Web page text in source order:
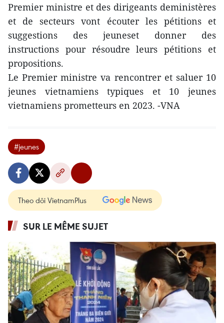
Premier ministre et des dirigeants deministères
et de secteurs vont écouter les pétitions et
suggestions des jeuneset donner des
instructions pour résoudre leurs pétitions et
propositions.
Le Premier ministre va rencontrer et saluer 10
jeunes vietnamiens typiques et 10 jeunes
vietnamiens prometteurs en 2023. -VNA
#jeunes
Theo dõi VietnamPlus
SUR LE MÊME SUJET